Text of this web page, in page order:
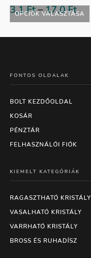
OPCIÓK VÁLASZTÁSA
3,1Ft–17,0Ft
FONTOS OLDALAK
BOLT KEZDŐOLDAL
KOSÁR
PÉNZTÁR
FELHASZNÁLÓI FIÓK
KIEMELT KATEGÓRIÁK
RAGASZTHATÓ KRISTÁLY
VASALHATÓ KRISTÁLY
VARRHATÓ KRISTÁLY
BROSS ÉS RUHADÍSZ